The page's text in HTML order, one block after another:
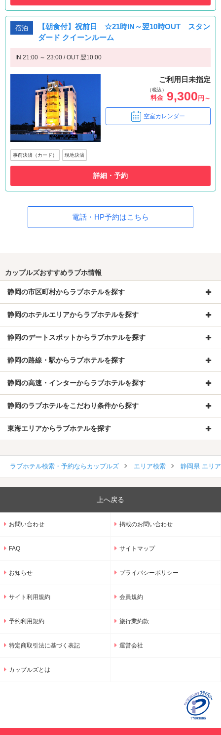
宿泊
【朝食付】祝前日 ☆21時IN～翌10時OUT スタン
ダード クイーンルーム
IN 21:00 ～ 23:00 / OUT 翌10:00
ご利用日未指定
（税込）
料金 9,300 円～
空室カレンダー
事前決済（カード） 現地決済
詳細・予約
電話・HP予約はこちら
カップルズおすすめラブホ情報
静岡の市区町村からラブホテルを探す
静岡のホテルエリアからラブホテルを探す
静岡のデートスポットからラブホテルを探す
静岡の路線・駅からラブホテルを探す
静岡の高速・インターからラブホテルを探す
静岡のラブホテルをこだわり条件から探す
東海エリアからラブホテルを探す
ラブホテル検索・予約ならカップルズ エリア検索 静岡県 エリ
上へ戻る
お問い合わせ 掲載のお問い合わせ
FAQ サイトマップ
お知らせ プライバシーポリシー
サイト利用規約 会員規約
予約利用規約 旅行業約款
特定商取引法に基づく表記 運営会社
カップルズとは